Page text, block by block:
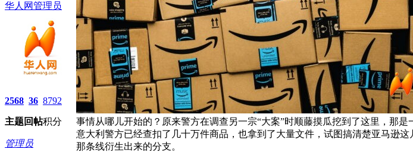
华人网管理员
2568
主题
36
回帖
8792
积分
管理员
事情从哪儿开始的？原来警方在调查另一宗“大案”时顺藤摸瓜挖到了这里，那
意大利警方已经查扣了几十万件商品，也拿到了大量文件，试图搞清楚亚马逊
那条线衍生出来的分支。